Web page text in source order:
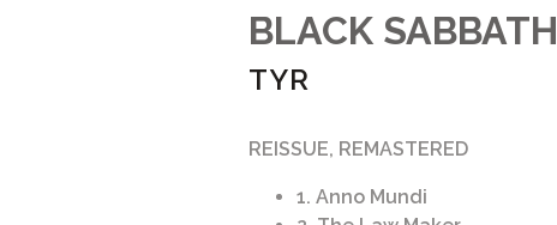
BLACK SABBATH
TYR
REISSUE, REMASTERED
1. Anno Mundi